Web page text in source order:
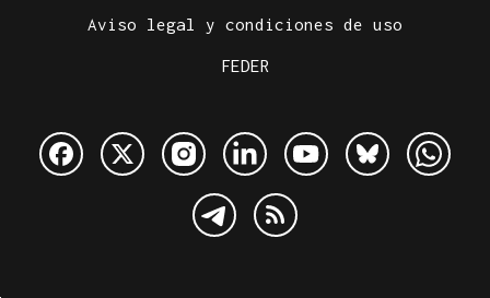
Aviso legal y condiciones de uso
FEDER